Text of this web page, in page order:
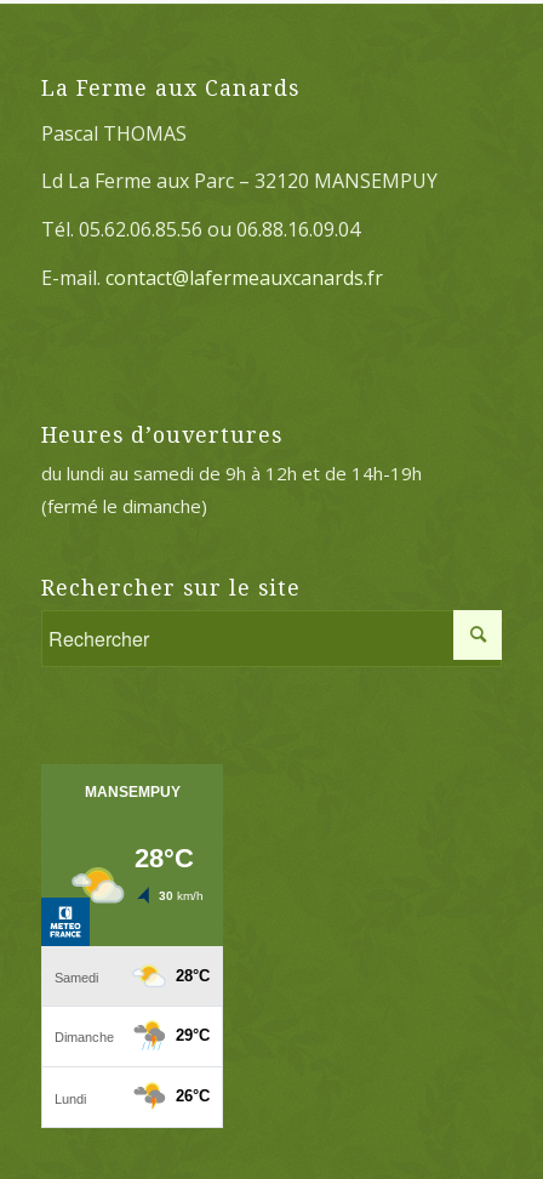
La Ferme aux Canards
Pascal THOMAS
Ld La Ferme aux Parc – 32120 MANSEMPUY
Tél. 05.62.06.85.56 ou 06.88.16.09.04
E-mail. contact@lafermeauxcanards.fr
Heures d’ouvertures
du lundi au samedi de 9h à 12h et de 14h-19h
(fermé le dimanche)
Rechercher sur le site